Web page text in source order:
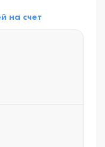
на счет